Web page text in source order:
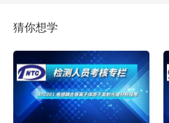
猜你想学